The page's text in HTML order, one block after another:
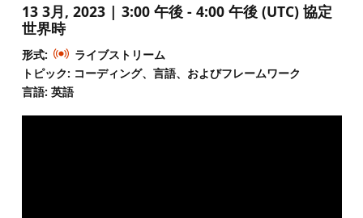
13 3月, 2023 | 3:00 午後 - 4:00 午後 (UTC) 協定
世界時
形式:
ライブストリーム
トピック: コーディング、言語、およびフレームワーク
言語: 英語